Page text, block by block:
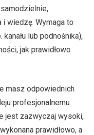
wiedzę. Wymaga to
lub podnośnika),
jak prawidłowo
masz odpowiednich
profesjonalnemu
jest zazwyczaj wysoki,
prawidłowo, a